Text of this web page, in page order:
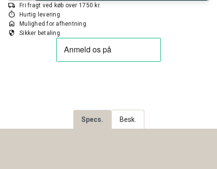
local_shipping Fri fragt ved køb over 1750 kr.
timer Hurtig levering
home Mulighed for afhentning
security Sikker betaling
Specs. Besk.